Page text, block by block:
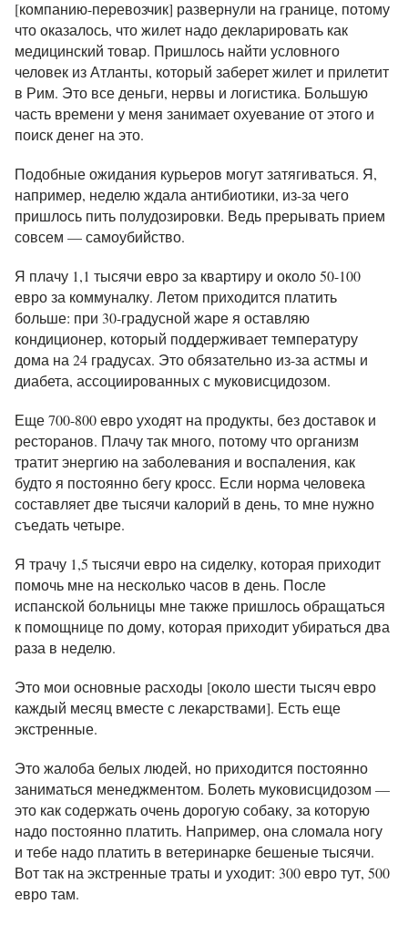
[компанию-перевозчик] развернули на границе, потому
что оказалось, что жилет надо декларировать как
медицинский товар. Пришлось найти условного
человек из Атланты, который заберет жилет и прилетит
в Рим. Это все деньги, нервы и логистика. Большую
часть времени у меня занимает охуевание от этого и
поиск денег на это.
Подобные ожидания курьеров могут затягиваться. Я,
например, неделю ждала антибиотики, из-за чего
пришлось пить полудозировки. Ведь прерывать прием
совсем — самоубийство.
Я плачу 1,1 тысячи евро за квартиру и около 50-100
евро за коммуналку. Летом приходится платить
больше: при 30-градусной жаре я оставляю
кондиционер, который поддерживает температуру
дома на 24 градусах. Это обязательно из-за астмы и
диабета, ассоциированных с муковисцидозом.
Еще 700-800 евро уходят на продукты, без доставок и
ресторанов. Плачу так много, потому что организм
тратит энергию на заболевания и воспаления, как
будто я постоянно бегу кросс. Если норма человека
составляет две тысячи калорий в день, то мне нужно
съедать четыре.
Я трачу 1,5 тысячи евро на сиделку, которая приходит
помочь мне на несколько часов в день. После
испанской больницы мне также пришлось обращаться
к помощнице по дому, которая приходит убираться два
раза в неделю.
Это мои основные расходы [около шести тысяч евро
каждый месяц вместе с лекарствами]. Есть еще
экстренные.
Это жалоба белых людей, но приходится постоянно
заниматься менеджментом. Болеть муковисцидозом —
это как содержать очень дорогую собаку, за которую
надо постоянно платить. Например, она сломала ногу
и тебе надо платить в ветеринарке бешеные тысячи.
Вот так на экстренные траты и уходит: 300 евро тут, 500
евро там.